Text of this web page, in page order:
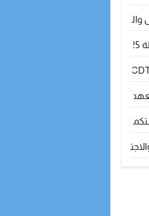
؟
والفنون الكوريغرافية بالداخلة
الترقيم… الفلاحة المغربية
في المؤسسات الإنتاجية